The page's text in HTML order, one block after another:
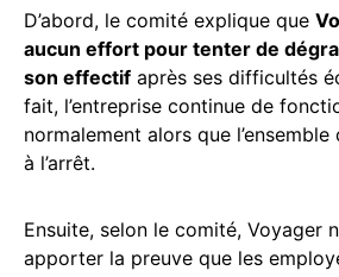
D’abord, le comité explique que
aucun effort pour tenter de
son effectif après ses difficultés
fait, l’entreprise continue de
normalement alors que
à l’arrêt.
Ensuite, selon le comité, Voyager
apporter la preuve que les